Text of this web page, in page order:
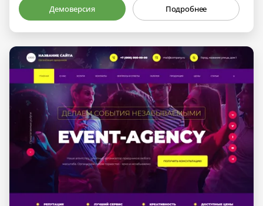
Демоверсия Подробнее